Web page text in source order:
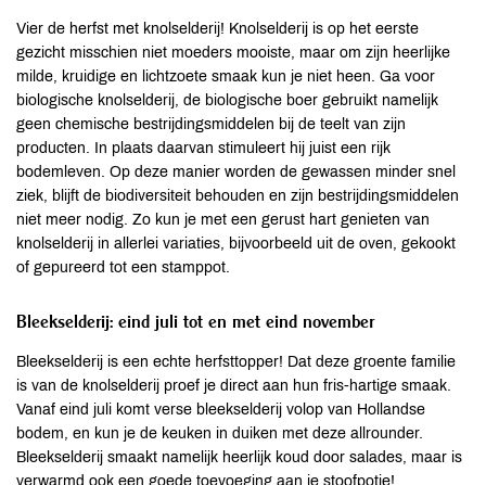
Vier de herfst met knolselderij! Knolselderij is op het eerste
gezicht misschien niet moeders mooiste, maar om zijn heerlijke
milde, kruidige en lichtzoete smaak kun je niet heen. Ga voor
biologische knolselderij, de biologische boer gebruikt namelijk
geen chemische bestrijdingsmiddelen bij de teelt van zijn
producten. In plaats daarvan stimuleert hij juist een rijk
bodemleven. Op deze manier worden de gewassen minder snel
ziek, blijft de biodiversiteit behouden en zijn bestrijdingsmiddelen
niet meer nodig. Zo kun je met een gerust hart genieten van
knolselderij in allerlei variaties, bijvoorbeeld uit de oven, gekookt
of gepureerd tot een stamppot.
Bleekselderij: eind juli tot en met eind november
Bleekselderij is een echte herfsttopper! Dat deze groente familie
is van de knolselderij proef je direct aan hun fris-hartige smaak.
Vanaf eind juli komt verse bleekselderij volop van Hollandse
bodem, en kun je de keuken in duiken met deze allrounder.
Bleekselderij smaakt namelijk heerlijk koud door salades, maar is
verwarmd ook een goede toevoeging aan je stoofpotje!